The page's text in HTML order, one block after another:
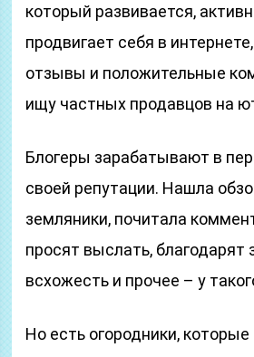
который развивается,
продвигает себя в
отзывы и положительные
ищу частных продавцов на
Блогеры зарабатывают в
своей репутации. Нашла
земляники, почитала
просят выслать, благодарят
всхожесть и прочее – у
Но есть огородники,